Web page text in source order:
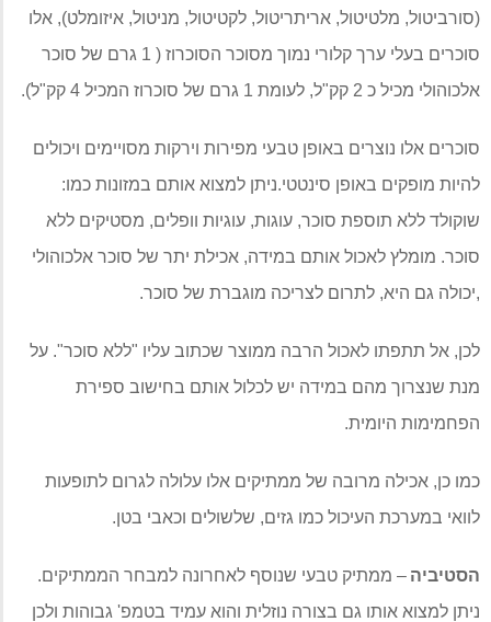
(סורביטול, מלטיטול, אריתריטול, לקטיטול, מניטול, איזומלט), אלו
סוכרים בעלי ערך קלורי נמוך מסוכר הסוכרוז ( 1
גרם של סוכר
אלכוהולי מכיל כ 2 קק"ל, לעומת 1 גרם של סוכרוז המכיל 4 קק"ל).
סוכרים אלו נוצרים באופן טבעי מפירות וירקות מסויימים ויכולים
להיות מופקים באופן סינטטי.ניתן למצוא אותם במזונות כמו:
שוקולד ללא תוספת סוכר, עוגות, עוגיות וופלים, מסטיקים ללא
סוכר. מומלץ לאכול אותם במידה, אכילת יתר של סוכר אלכוהולי
,יכולה גם היא, לתרום לצריכה מוגברת של סוכר.
לכן, אל תתפתו לאכול הרבה ממוצר שכתוב עליו "ללא סוכר". על
מנת שנצרוך מהם במידה יש לכלול אותם בחישוב ספירת
הפחמימות היומית.
כמו כן, אכילה מרובה של ממתיקים אלו עלולה לגרום לתופעות
לוואי במערכת העיכול כמו גזים, שלשולים וכאבי בטן.
הסטיביה – ממתיק טבעי שנוסף לאחרונה למבחר הממתיקים.
ניתן למצוא אותו גם בצורה נוזלית והוא עמיד בטמפ' גבוהות ולכן